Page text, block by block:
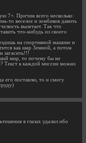
7+. Причин всего несколько:
то веселое и зомбиков давить
вылетает. Так что
что-нибудь из своего
на спортивной машине и
как шар Земной, а потом
загасить!!!
мир, то почему бы не
Текст к каждой миссии можно
его поставлю, то и смогу
в глазах удалил ибо